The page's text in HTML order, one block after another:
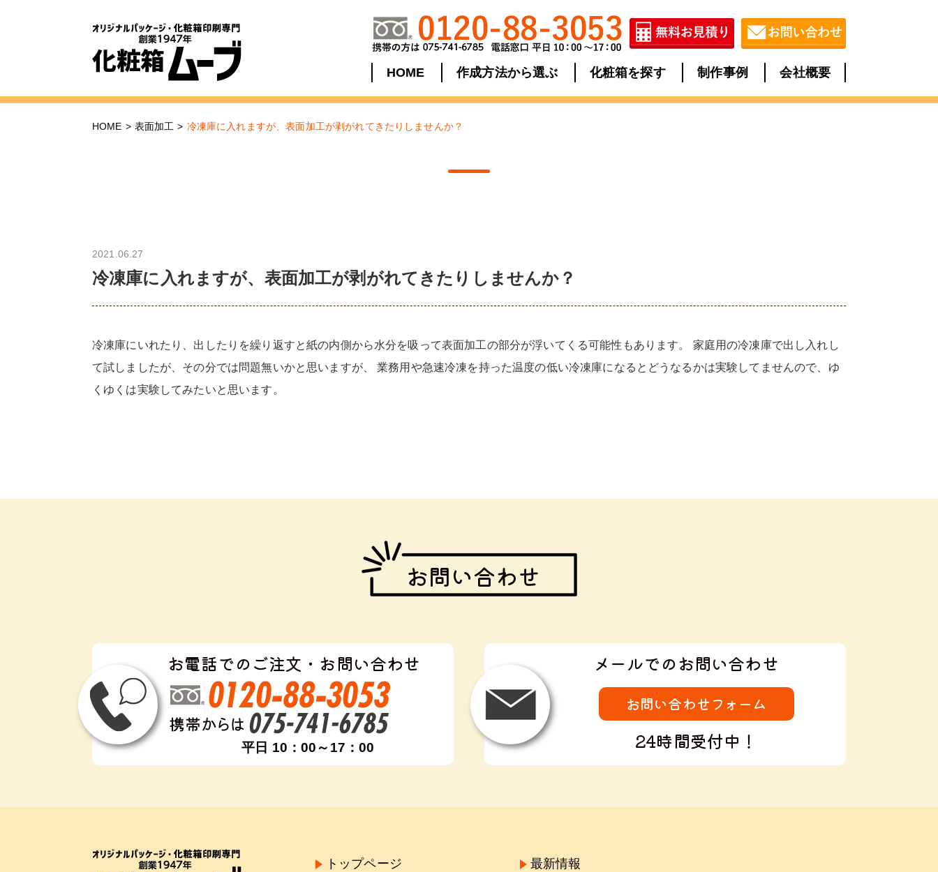
HOME 作成方法から選ぶ 化粧箱を探す 制作事例 会社概要
HOME > 表面加工 > 冷凍庫に入れますが、表面加工が剥がれてきたりしませんか？
2021.06.27
冷凍庫に入れますが、表面加工が剥がれてきたりしませんか？
冷凍庫にいれたり、出したりを繰り返すと紙の内側から水分を吸って表面加工の部分が浮いてくる可能性もあります。 家庭用の冷凍庫で出し入れし
て試しましたが、その分では問題無いかと思いますが、 業務用や急速冷凍を持った温度の低い冷凍庫になるとどうなるかは実験してませんので、ゆ
くゆくは実験してみたいと思います。
お問い合わせ
お電話でのご注文・お問い合わせ
平日 10：00～17：00
メールでのお問い合わせ
お問い合わせフォーム
24時間受付中！
トップページ 最新情報